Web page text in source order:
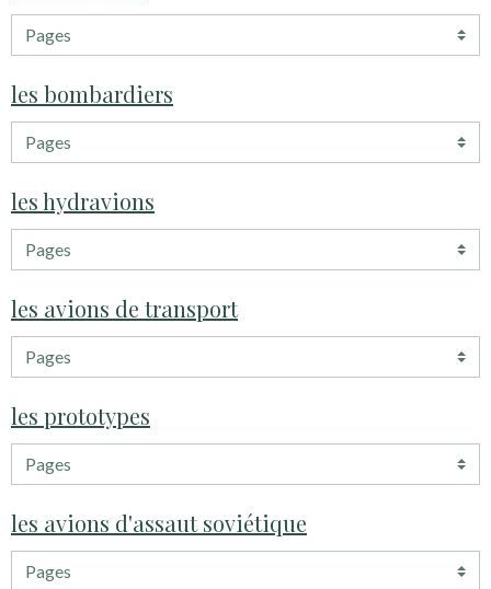
les bombardiers
les hydravions
les avions de transport
les prototypes
les avions d'assaut soviétique